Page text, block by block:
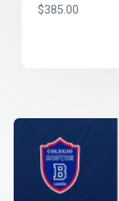
$385.00